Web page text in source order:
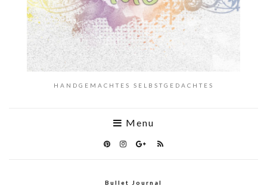
HANDGEMACHTES SELBSTGEDACHTES
Menu
Bullet Journal